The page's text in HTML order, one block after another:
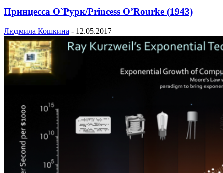
Принцесса О`Рурк/Princess O’Rourke (1943)
Людмила Кошкина - 12.05.2017